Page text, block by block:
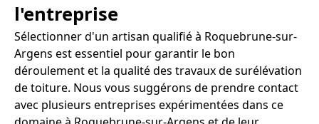
l'entreprise
Sélectionner d'un artisan qualifié à Roquebrune-sur-
Argens est essentiel pour garantir le bon
déroulement et la qualité des travaux de surélévation
de toiture. Nous vous suggérons de prendre contact
avec plusieurs entreprises expérimentées dans ce